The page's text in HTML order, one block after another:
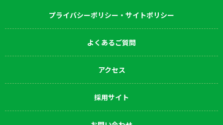
プライバシーポリシー・サイトポリシー
よくあるご質問
アクセス
採用サイト